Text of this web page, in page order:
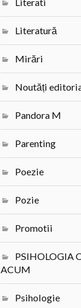
Literatură
Mirări
Noutăți
Pandora M
Parenting
Poezie
Pozie
Promotii
PSIHOLOGIA
ACUM
Psihologie